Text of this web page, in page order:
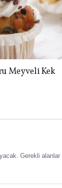
Meyveli Kek
Gerekli alanlar